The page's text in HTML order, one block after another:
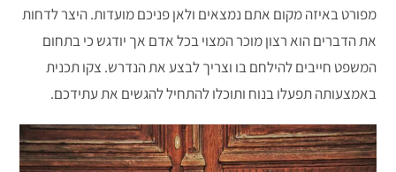
מפורט באיזה מקום אתם נמצאים ולאן פניכם מועדות. היצר לדחות
את הדברים הוא רצון מוכר המצוי בכל אדם אך יודגש כי בתחום
המשפט חייבים להילחם בו וצריך לבצע את הנדרש. צקו תכנית
באמצעותה תפעלו בנוח ותוכלו להתחיל להגשים את עתידכם.